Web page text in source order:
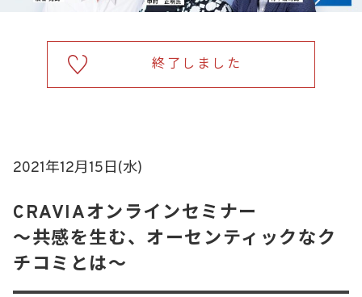
終了しました
2021年12月15日(水)
CRAVIAオンラインセミナー
〜共感を生む、オーセンティックなク
チコミとは〜